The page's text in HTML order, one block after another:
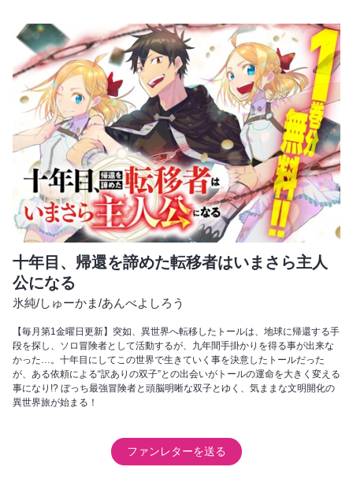
十年目、帰還を諦めた転移者はいまさら主人
公になる
氷純/しゅーかま/あんべよしろう
【毎月第1金曜日更新】突如、異世界へ転移したトールは、地球に帰還する手
段を探し、ソロ冒険者として活動するが、九年間手掛かりを得る事が出来な
かった…。十年目にしてこの世界で生きていく事を決意したトールだった
が、ある依頼による“訳ありの双子”との出会いがトールの運命を大きく変える
事になり!? ぼっち最強冒険者と頭脳明晰な双子とゆく、気ままな文明開化の
異世界旅が始まる！
ファンレターを送る